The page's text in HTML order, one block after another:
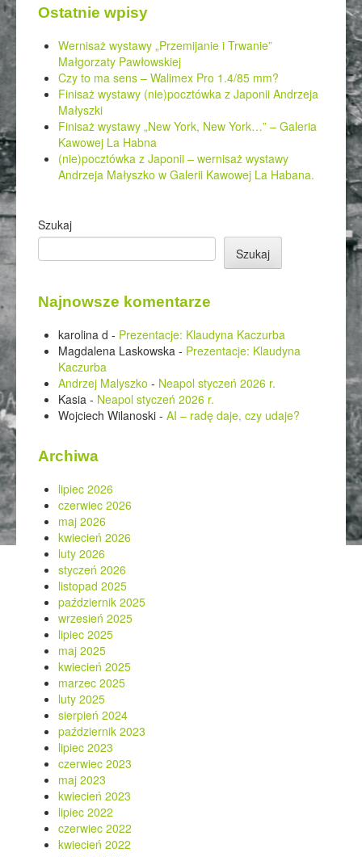
Ostatnie wpisy
Wernisaż wystawy „Przemijanie i Trwanie”
Małgorzaty Pawłowskiej
Czy to ma sens – Walimex Pro 1.4/85 mm?
Finisaż wystawy (nie)pocztówka z Japonii Andrzeja
Małyszki
Finisaż wystawy „New York, New York…” – Galeria
Kawowej La Habna
(nie)pocztówka z Japonii – wernisaż wystawy
Andrzeja Małyszko w Galerii Kawowej La Habana.
Szukaj
Szukaj
Najnowsze komentarze
karolina d - Prezentacje: Klaudyna Kaczurba
Magdalena Laskowska - Prezentacje: Klaudyna
Kaczurba
Andrzej Malyszko - Neapol styczeń 2026 r.
Kasia - Neapol styczeń 2026 r.
Wojciech Wilanoski -AI – radę daje, czy udaje?
Archiwa
lipiec 2026
czerwiec 2026
maj 2026
kwiecień 2026
luty 2026
styczeń 2026
listopad 2025
październik 2025
wrzesień 2025
lipiec 2025
maj 2025
kwiecień 2025
marzec 2025
luty 2025
sierpień 2024
październik 2023
lipiec 2023
czerwiec 2023
maj 2023
kwiecień 2023
lipiec 2022
czerwiec 2022
kwiecień 2022